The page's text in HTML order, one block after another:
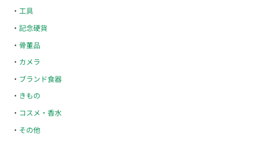
工具
記念硬貨
骨董品
カメラ
ブランド食器
きもの
コスメ・香水
その他